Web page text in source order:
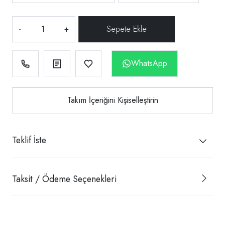
- +
WhatsApp
Takım İçeriğini Kişiselleştirin
Teklif İste
Taksit / Ödeme Seçenekleri